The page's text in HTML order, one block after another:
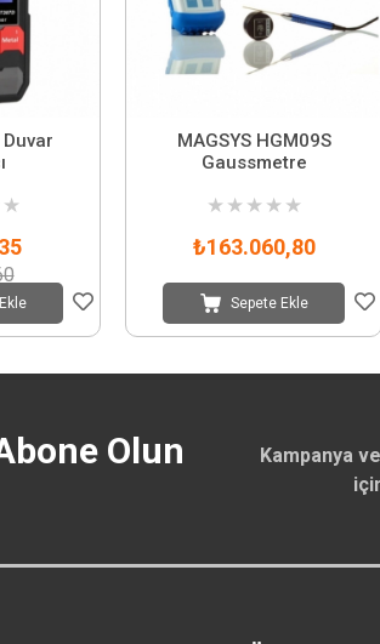
★
MAGSYS HGM09S
Gaussmetre
★ ★ ★ ★ ★
₺163.060,80
Sepete Ekle
Olun
Kampanya